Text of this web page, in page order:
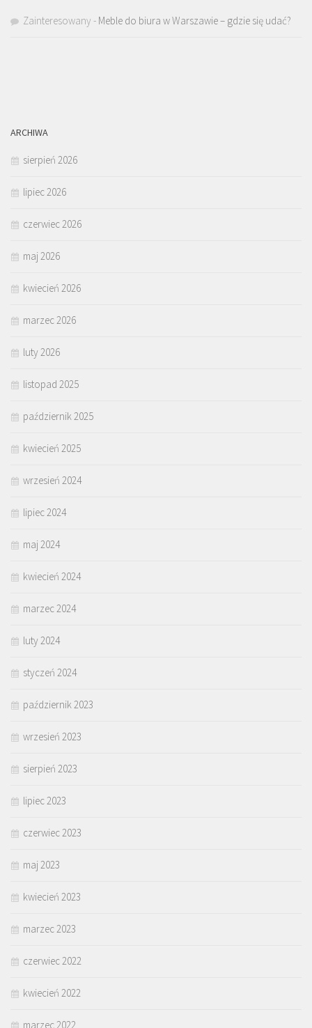
Zainteresowany - Meble do biura w Warszawie – gdzie się udać?
ARCHIWA
sierpień 2026
lipiec 2026
czerwiec 2026
maj 2026
kwiecień 2026
marzec 2026
luty 2026
listopad 2025
październik 2025
kwiecień 2025
wrzesień 2024
lipiec 2024
maj 2024
kwiecień 2024
marzec 2024
luty 2024
styczeń 2024
październik 2023
wrzesień 2023
sierpień 2023
lipiec 2023
czerwiec 2023
maj 2023
kwiecień 2023
marzec 2023
czerwiec 2022
kwiecień 2022
marzec 2022